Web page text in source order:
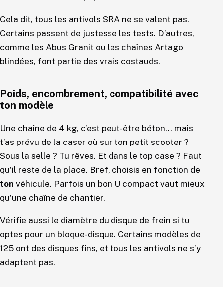
Cela dit, tous les antivols SRA ne se valent pas.
Certains passent de justesse les tests. D’autres,
comme les Abus Granit ou les chaînes Artago
blindées, font partie des vrais costauds.
Poids, encombrement, compatibilité avec
ton modèle
Une chaîne de 4 kg, c’est peut-être béton… mais
t’as prévu de la caser où sur ton petit scooter ?
Sous la selle ? Tu rêves. Et dans le top case ? Faut
qu’il reste de la place. Bref, choisis en fonction de
ton véhicule. Parfois un bon U compact vaut mieux
qu’une chaîne de chantier.
Vérifie aussi le diamètre du disque de frein si tu
optes pour un bloque-disque. Certains modèles de
125 ont des disques fins, et tous les antivols ne s’y
adaptent pas.